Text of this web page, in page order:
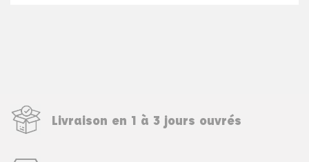
Livraison en 1 à 3 jours ouvrés